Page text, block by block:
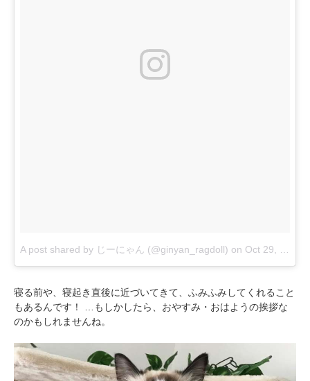
A post shared by じーにゃん (@ginyan_ragdoll) on Oct 29, 2017 at 8:48pm PDT
寝る前や、寝起き直後に近づいてきて、ふみふみしてくれること
もあるんです！ …もしかしたら、おやすみ・おはようの挨拶な
のかもしれませんね。
PECOアプリをダウンロード済みの方
アプリで開く